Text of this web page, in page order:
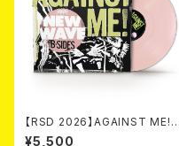
【RSD 2026】AGAINST ME! /
NEW WAVE B-SIDES [RSD V
¥5,500